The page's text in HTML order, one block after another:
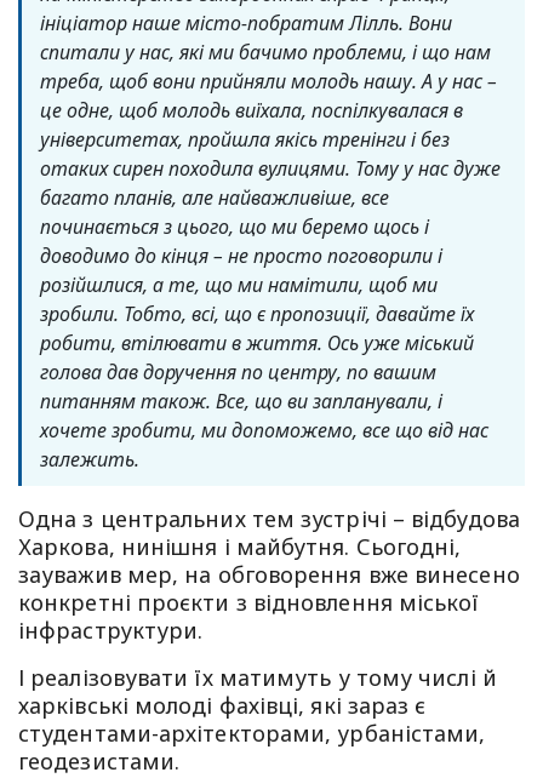
ініціатор наше місто-побратим Лілль. Вони
спитали у нас, які ми бачимо проблеми, і що нам
треба, щоб вони прийняли молодь нашу. А у нас –
це одне, щоб молодь виїхала, поспілкувалася в
університетах, пройшла якісь тренінги і без
отаких сирен походила вулицями. Тому у нас дуже
багато планів, але найважливіше, все
починається з цього, що ми беремо щось і
доводимо до кінця – не просто поговорили і
розійшлися, а те, що ми намітили, щоб ми
зробили. Тобто, всі, що є пропозиції, давайте їх
робити, втілювати в життя. Ось уже міський
голова дав доручення по центру, по вашим
питанням також. Все, що ви запланували, і
хочете зробити, ми допоможемо, все що від нас
залежить.
Одна з центральних тем зустрічі – відбудова
Харкова, нинішня і майбутня. Сьогодні,
зауважив мер, на обговорення вже винесено
конкретні проєкти з відновлення міської
інфраструктури.
І реалізовувати їх матимуть у тому числі й
харківські молоді фахівці, які зараз є
студентами-архітекторами, урбаністами,
геодезистами.